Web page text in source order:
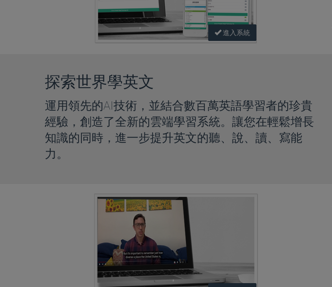
進入系統
探索世界學英文
運用領先的AI技術，並結合數百萬英語學習者的珍貴
經驗，創造了全新的雲端學習系統。讓您在輕鬆增長
知識的同時，進一步提升英文的聽、說、讀、寫能
力。